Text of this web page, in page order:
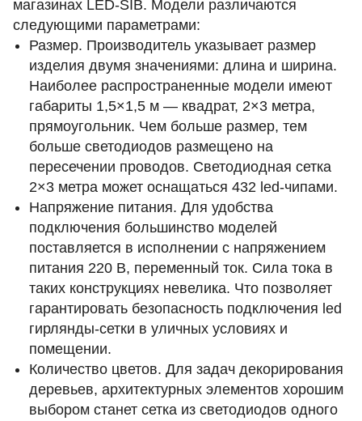
магазинах LED-SIB. Модели различаются
следующими параметрами:
Размер. Производитель указывает размер
изделия двумя значениями: длина и ширина.
Наиболее распространенные модели имеют
габариты 1,5×1,5 м — квадрат, 2×3 метра,
прямоугольник. Чем больше размер, тем
больше светодиодов размещено на
пересечении проводов. Светодиодная сетка
2×3 метра может оснащаться 432 led-чипами.
Напряжение питания. Для удобства
подключения большинство моделей
поставляется в исполнении с напряжением
питания 220 В, переменный ток. Сила тока в
таких конструкциях невелика. Что позволяет
гарантировать безопасность подключения led
гирлянды-сетки в уличных условиях и
помещении.
Количество цветов. Для задач декорирования
деревьев, архитектурных элементов хорошим
выбором станет сетка из светодиодов одного